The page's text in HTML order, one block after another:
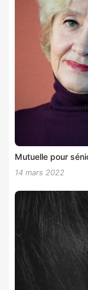
Mutuelle pour
14 mars 2022